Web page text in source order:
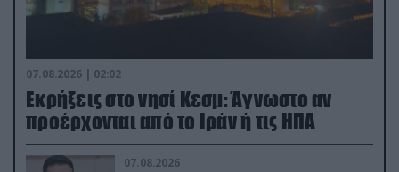
07.08.2026 | 02:02
Εκρήξεις στο νησί Κεσμ: Άγνωστο αν
προέρχονται από το Ιράν ή τις ΗΠΑ
07.08.2026